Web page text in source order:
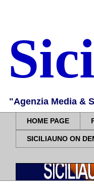
"Agenzia Media &
HOME PAGE
SICILIAUNO ON